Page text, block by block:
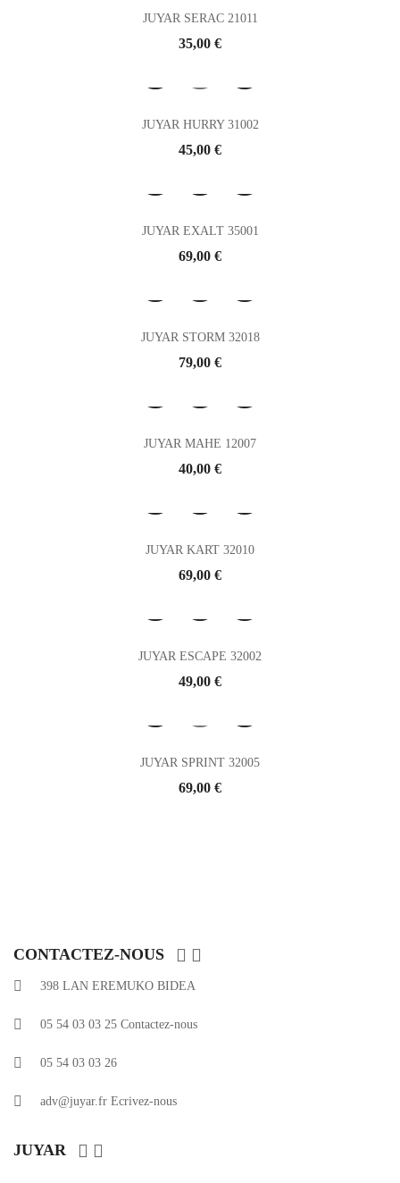
JUYAR SERAC 21011
Prix
35,00 €
JUYAR HURRY 31002
Prix
45,00 €
JUYAR EXALT 35001
Prix
69,00 €
JUYAR STORM 32018
Prix
79,00 €
JUYAR MAHE 12007
Prix
40,00 €
JUYAR KART 32010
Prix
69,00 €
JUYAR ESCAPE 32002
Prix
49,00 €
JUYAR SPRINT 32005
Prix
69,00 €
CONTACTEZ-NOUS  
398 LAN EREMUKO BIDEA
05 54 03 03 25 Contactez-nous
05 54 03 03 26
adv@juyar.fr Ecrivez-nous
JUYAR  